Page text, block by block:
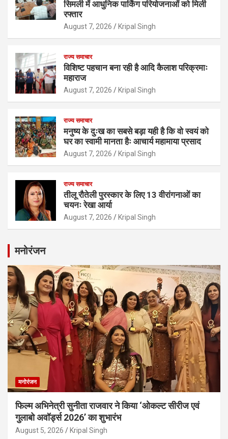
सिमली में आधुनिक पार्किंग परियोजनाओं को मिली
रफ्तार
August 7, 2026 Kripal Singh
राज्य समाचार
विशिष्ट पहचान बना रही है आदि कैलाश परिक्रमाः
महाराज
August 7, 2026 Kripal Singh
राज्य समाचार
मनुष्य के दुःख का सबसे बड़ा यही है कि वो स्वयं को
घर का स्वामी मानता हैः आचार्य महामाया प्रसाद
August 7, 2026 Kripal Singh
राज्य समाचार
तीलू रौतेली पुरस्कार के लिए 13 वीरांगनाओं का
चयनः रेखा आर्या
August 7, 2026 Kripal Singh
मनोरंजन
मनोरंजन
फिल्म अभिनेत्री सुनीता राजवार ने किया ‘ओकल्ट सीरीज एवं
गुलाबो अवॉर्ड्स 2026’ का शुभारंभ
August 5, 2026 Kripal Singh